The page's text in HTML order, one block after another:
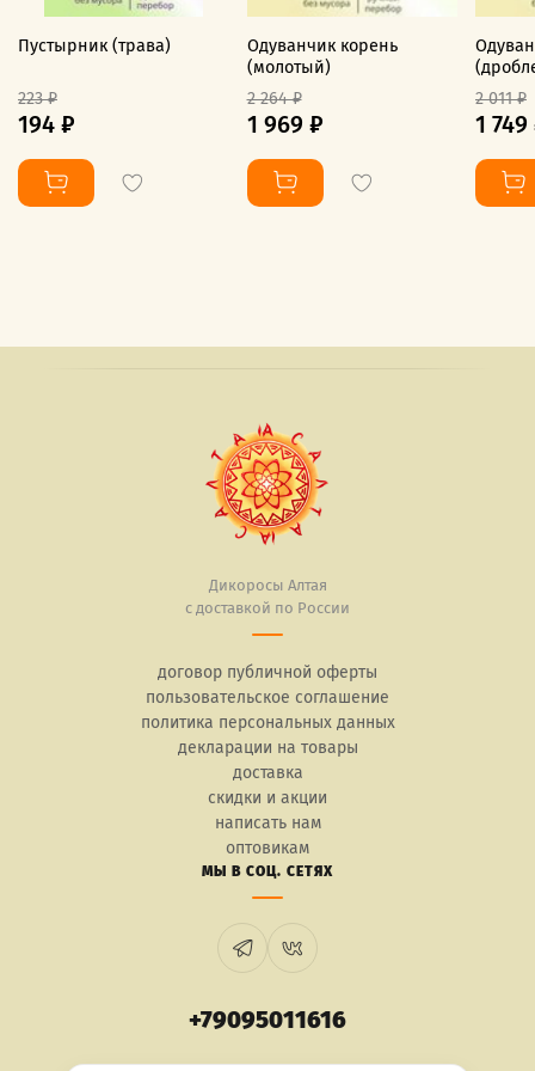
Пустырник (трава)
223 ₽
194 ₽
Одуванчик корень
(молотый)
2 264 ₽
1 969 ₽
2 011 ₽
1 749
Дикоросы Алтая
с доставкой по России
договор публичной оферты
пользовательское соглашение
политика персональных данных
декларации на товары
доставка
скидки и акции
написать нам
оптовикам
МЫ В СОЦ. СЕТЯХ
+79095011616